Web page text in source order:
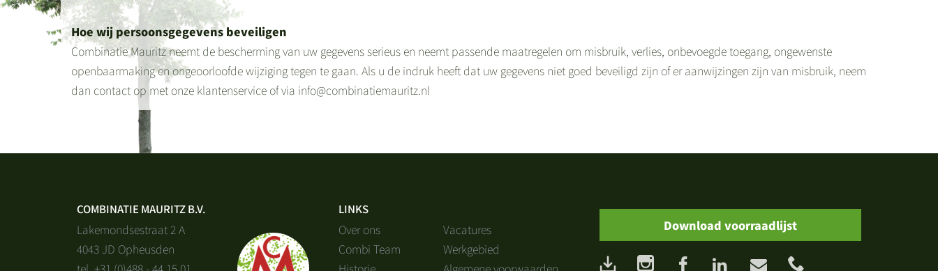
Hoe wij persoonsgegevens beveiligen
Combinatie Mauritz neemt de bescherming van uw gegevens serieus en neemt passende maatregelen om misbruik, verlies, onbevoegde toegang, ongewenste
openbaarmaking en ongeoorloofde wijziging tegen te gaan. Als u de indruk heeft dat uw gegevens niet goed beveiligd zijn of er aanwijzingen zijn van misbruik, neem
dan contact op met onze klantenservice of via info@combinatiemauritz.nl
COMBINATIE MAURITZ B.V.
Lakemondsestraat 2 A
4043 JD Opheusden
LINKS
Over ons
Combi Team
Vacatures
Werkgebied
Download voorraadlijst